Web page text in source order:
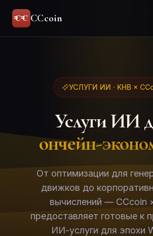
CCcoin
УСЛУГИ ИИ · KHB ×
Услуги ИИ
ончейн-
От оптимизации для
движков до
вычислений — CCcoin
предоставляет готовые к
ИИ-услуги для эпохи